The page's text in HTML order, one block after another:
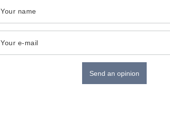
Your name
Your e-mail
Send an opinion